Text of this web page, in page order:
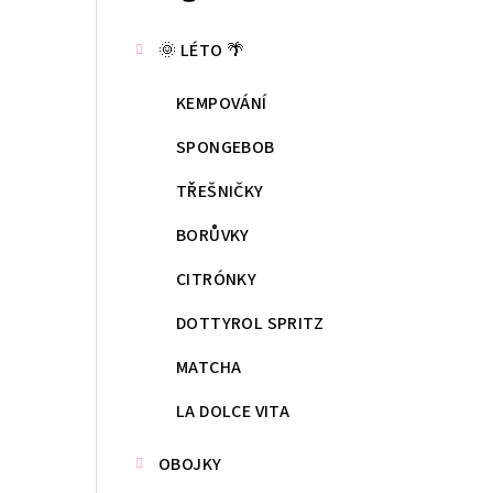
kategorie
🌞 LÉTO 🌴
KEMPOVÁNÍ
SPONGEBOB
TŘEŠNIČKY
BORŮVKY
CITRÓNKY
DOTTYROL SPRITZ
MATCHA
LA DOLCE VITA
OBOJKY